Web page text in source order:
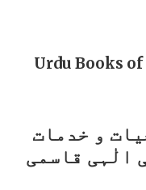
Urdu Books
و خدمات
الٰہی قاسمی